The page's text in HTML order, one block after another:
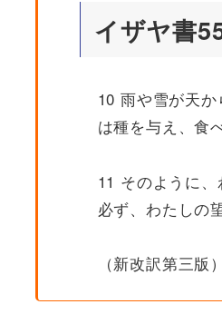
イザヤ書
10 雨や雪が天
は種を与え、食
11 そのように
必ず、わたしの
（新改訳第三版）